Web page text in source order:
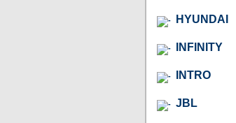
HYUNDAI
INFINITY
INTRO
JBL